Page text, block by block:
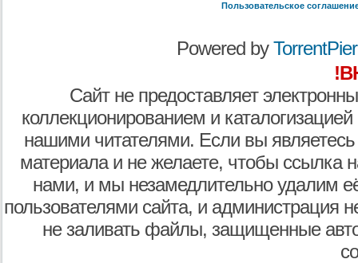
Пользовательское
Powered by
Сайт не предоставляет
коллекционированием и
нашими читателями. Если вы являетесь
материала и не желаете, чтобы ссылка
нами, и мы незамедлительно удалим
пользователями сайта, и администрация
не заливать файлы, защищенные